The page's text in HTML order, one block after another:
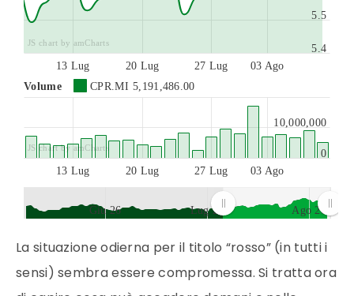
13 Lug 20 Lug 27 Lug 03 Ago
5.4
5.5
JS chart by amCharts
Volume CPR.MI 5,191,486.00
13 Lug 20 Lug 27 Lug 03 Ago
0
10,000,000
JS chart by amCharts
Giu 26 Lug 26 Ago 26
La situazione odierna per il titolo “rosso” (in tutti i
sensi) sembra essere compromessa. Si tratta ora